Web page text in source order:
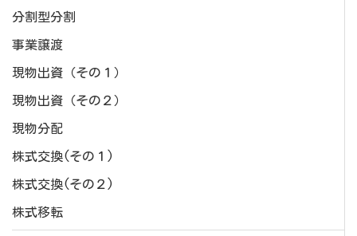
分割型分割
事業譲渡
現物出資（その１）
現物出資（その２）
現物分配
株式交換(その１)
株式交換(その２)
株式移転